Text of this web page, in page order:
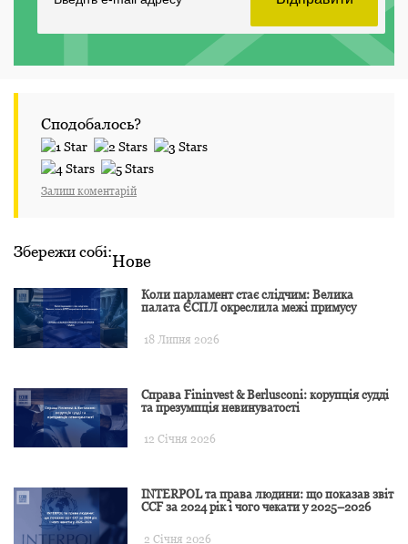
Сподобалось?
Залиш коментарій
Збережи собі:Нове
Коли парламент стає слідчим: Велика
палата ЄСПЛ окреслила межі примусу
18 Липня 2026
Справа Fininvest & Berlusconi: корупція судді
та презумпція невинуватості
12 Січня 2026
INTERPOL та права людини: що показав звіт
CCF за 2024 рік і чого чекати у 2025–2026
2 Січня 2026